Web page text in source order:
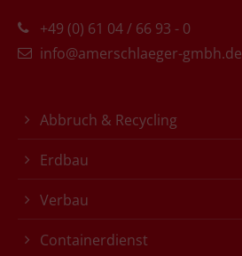
+49 (0) 61 04 / 66 93 - 0
info@amerschlaeger-gmbh.de
Abbruch & Recycling
Erdbau
Verbau
Containerdienst